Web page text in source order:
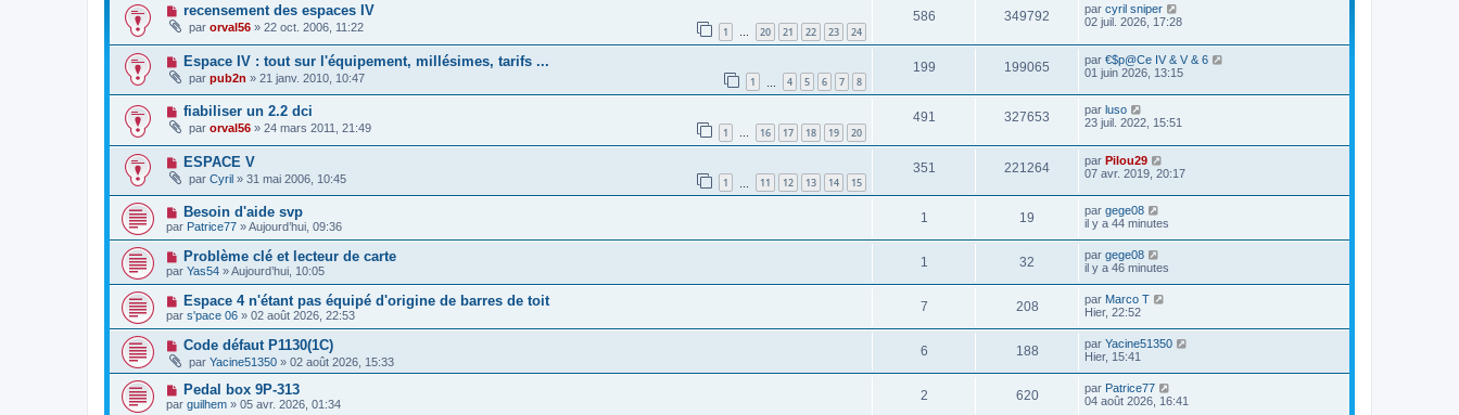
recensement des espaces IV
par orval56 » 22 oct. 2006, 11:22 1 … 20 21 22 23 24
586 349792 par cyril sniper
02 juil. 2026, 17:28
Espace IV : tout sur l'équipement, millésimes, tarifs ...
par pub2n » 21 janv. 2010, 10:47 1 4 5 6 7 8
199 199065 par €$p@Ce IV & V & 6
01 juin 2026, 13:15
fiabiliser un 2.2 dci
par orval56 » 24 mars 2011, 21:49 1 … 16 17 18 19 20
491 327653 par luso
23 juil. 2022, 15:51
ESPACE V
par Cyril » 31 mai 2006, 10:45 1 11 12 13 14 15
351 221264 par Pilou29
07 avr. 2019, 20:17
Besoin d'aide svp
par Patrice77 »Aujourd’hui, 09:36
1 19 par gege08
il y a 44 minutes
Problème clé et lecteur de carte
par Yas54 »Aujourd’hui, 10:05
1 32 par gege08
il y a 46 minutes
Espace 4 n'étant pas équipé d'origine de barres de toit
par s'pace 06 » 02 août 2026, 22:53
7 208 par Marco T
Hier, 22:52
Code défaut P1130(1C)
par Yacine51350 » 02 août 2026, 15:33
6 188 par Yacine51350
Hier, 15:41
Pedal box 9P-313
par guilhem » 05 avr. 2026, 01:34
2 620 par Patrice77
04 août 2026, 16:41